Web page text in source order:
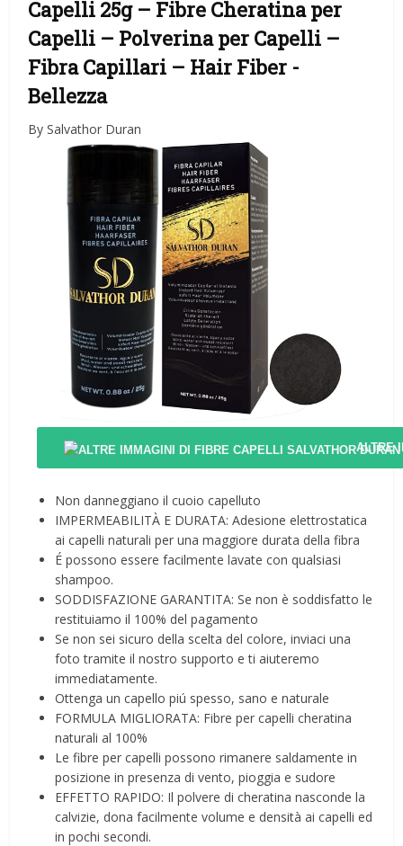
Capelli 25g – Fibre Cheratina per
Capelli – Polverina per Capelli –
Fibra Capillari – Hair Fiber -
Bellezza
By Salvathor Duran
ALTRE
Non danneggiano il cuoio capelluto
IMPERMEABILITÀ E DURATA: Adesione elettrostatica
ai capelli naturali per una maggiore durata della fibra
É possono essere facilmente lavate con qualsiasi
shampoo.
SODDISFAZIONE GARANTITA: Se non è soddisfatto le
restituiamo il 100% del pagamento
Se non sei sicuro della scelta del colore, inviaci una
foto tramite il nostro supporto e ti aiuteremo
immediatamente.
Ottenga un capello piú spesso, sano e naturale
FORMULA MIGLIORATA: Fibre per capelli cheratina
naturali al 100%
Le fibre per capelli possono rimanere saldamente in
posizione in presenza di vento, pioggia e sudore
EFFETTO RAPIDO: Il polvere di cheratina nasconde la
calvizie, dona facilmente volume e densità ai capelli ed
in pochi secondi.